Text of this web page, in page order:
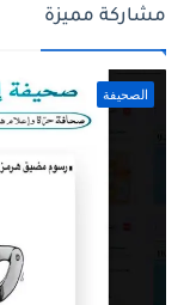
مشاركة مميزة
الصحيفة